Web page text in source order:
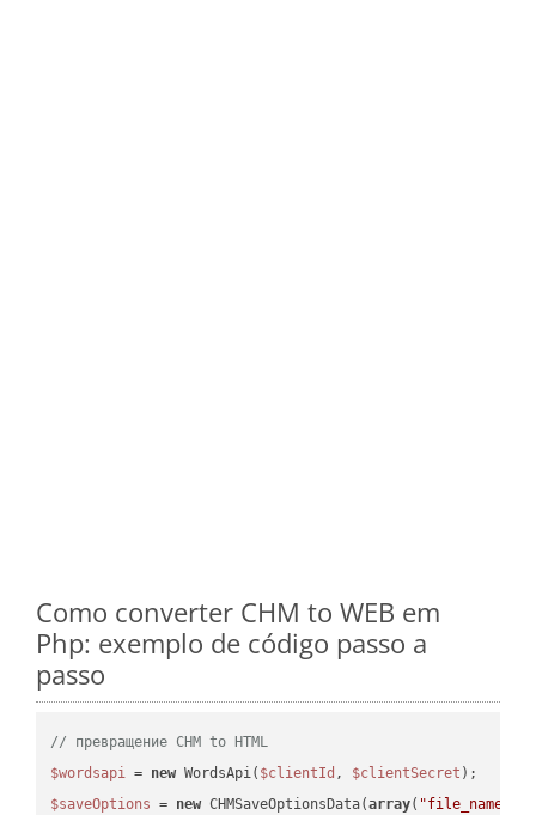
Como converter CHM to WEB em
Php: exemplo de código passo a
passo
// превращение CHM to HTML
$wordsapi = new WordsApi( $clientId , $clientSecret
$saveOptions = new CHMSaveOptionsData(array( "file_name"